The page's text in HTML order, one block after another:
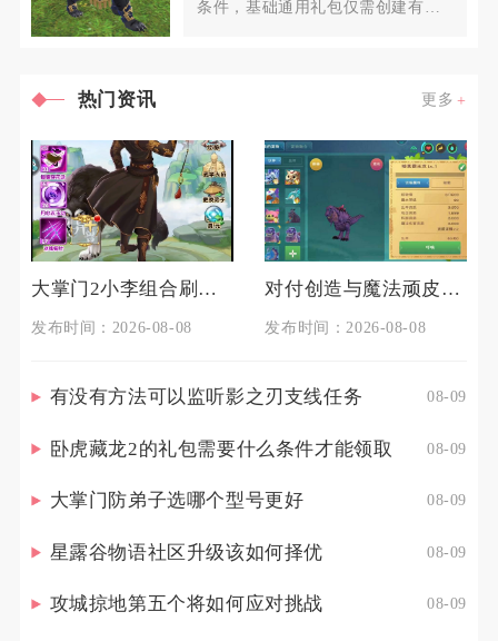
条件，基础通用礼包仅需创建有效
热门资讯 更多
大掌门2小李组合刷江湖对身体有何影响
发布时间：2026-08-08
对付创造与魔法顽皮蝾螈的技巧是什么
发布时间：2026-08-08
有没有方法可以监听影之刃支线任务 08-09
卧虎藏龙2的礼包需要什么条件才能领取 08-09
大掌门防弟子选哪个型号更好 08-09
星露谷物语社区升级该如何择优 08-09
攻城掠地第五个将如何应对挑战 08-09